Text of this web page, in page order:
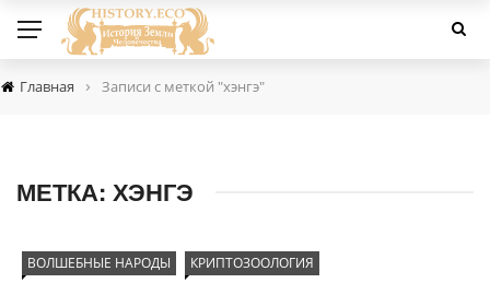
Главная › Записи с меткой "хэнгэ"
МЕТКА: ХЭНГЭ
ВОЛШЕБНЫЕ НАРОДЫ КРИПТОЗООЛОГИЯ